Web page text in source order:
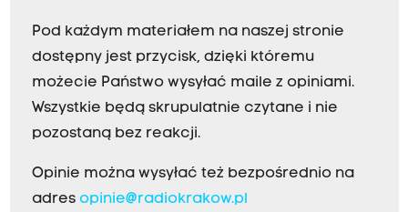
Pod każdym materiałem na naszej stronie
dostępny jest przycisk, dzięki któremu
możecie Państwo wysyłać maile z opiniami.
Wszystkie będą skrupulatnie czytane i nie
pozostaną bez reakcji.
Opinie można wysyłać też bezpośrednio na
adres opinie@radiokrakow.pl